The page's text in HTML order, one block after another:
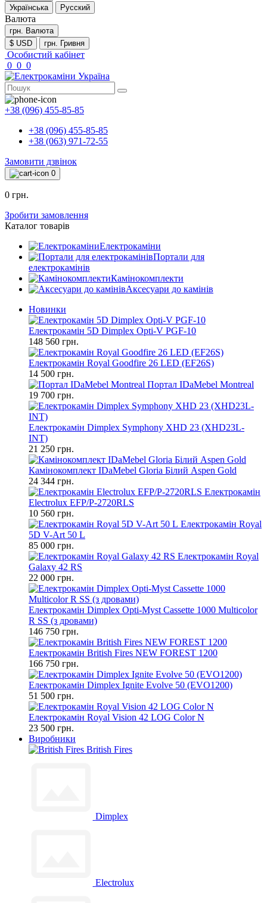
Українська
Русский
Валюта
грн. Валюта
$ USD
грн. Гривня
Особистий кабінет
0 0 0
+38 (096) 455-85-85
+38 (096) 455-85-85
+38 (063) 971-72-55
Замовити дзвінок
0
0 грн.
Зробити замовлення
Каталог товарів
Електрокаміни
Портали для
електрокамінів
Камінокомплекти
Аксесуари до камінів
Новинки
Електрокамін 5D Dimplex Opti-V PGF-10
148 560 грн.
Електрокамін Royal Goodfire 26 LED (EF26S)
14 500 грн.
Портал IDaMebel Montreal
19 700 грн.
Електрокамін Dimplex Symphony XHD 23 (XHD23L-
INT)
21 250 грн.
Камінокомплект IDaMebel Gloria Білий Aspen Gold
24 344 грн.
Електрокамін
Electrolux EFP/P-2720RLS
10 560 грн.
Електрокамін Royal
5D V-Art 50 L
85 000 грн.
Електрокамін Royal
Galaxy 42 RS
22 000 грн.
Електрокамін Dimplex Opti-Myst Cassette 1000 Multicolor
R SS (з дровами)
146 750 грн.
Електрокамін British Fires NEW FOREST 1200
166 750 грн.
Електрокамін Dimplex Ignite Evolve 50 (EVO1200)
51 500 грн.
Електрокамін Royal Vision 42 LOG Color N
23 500 грн.
Виробники
British Fires
Dimplex
Electrolux